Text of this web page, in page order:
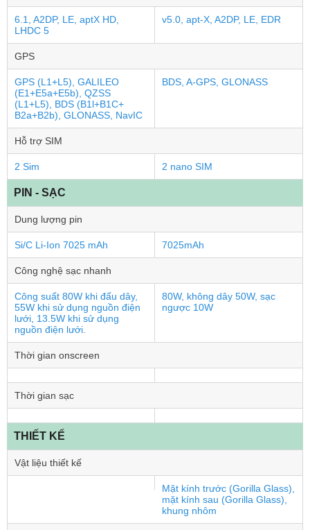
6.1, A2DP, LE, aptX HD,
LHDC 5
v5.0, apt-X, A2DP, LE, EDR
GPS
GPS (L1+L5), GALILEO
(E1+E5a+E5b), QZSS
(L1+L5), BDS (B1l+B1C+
B2a+B2b), GLONASS, NavIC
BDS, A-GPS, GLONASS
Hỗ trợ SIM
2 Sim 2 nano SIM
PIN - SẠC
Dung lượng pin
Si/C Li-Ion 7025 mAh 7025mAh
Công nghệ sạc nhanh
Công suất 80W khi đấu dây,
55W khi sử dụng nguồn điện
lưới, 13.5W khi sử dụng
nguồn điện lưới.
80W, không dây 50W, sạc
ngược 10W
Thời gian onscreen
Thời gian sạc
THIẾT KẾ
Vật liệu thiết kế
Mặt kính trước (Gorilla Glass),
mặt kính sau (Gorilla Glass),
khung nhôm